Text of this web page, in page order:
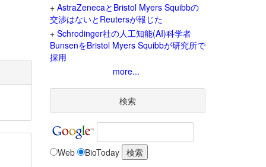
+ AstraZenecaとBristol Myers Squibbの
交渉はないとReutersが報じた
+ Schrodinger社の人工知能(AI)科学者
BunsenをBristol Myers Squibbが研究所で
採用
more...
検索
Web BioToday